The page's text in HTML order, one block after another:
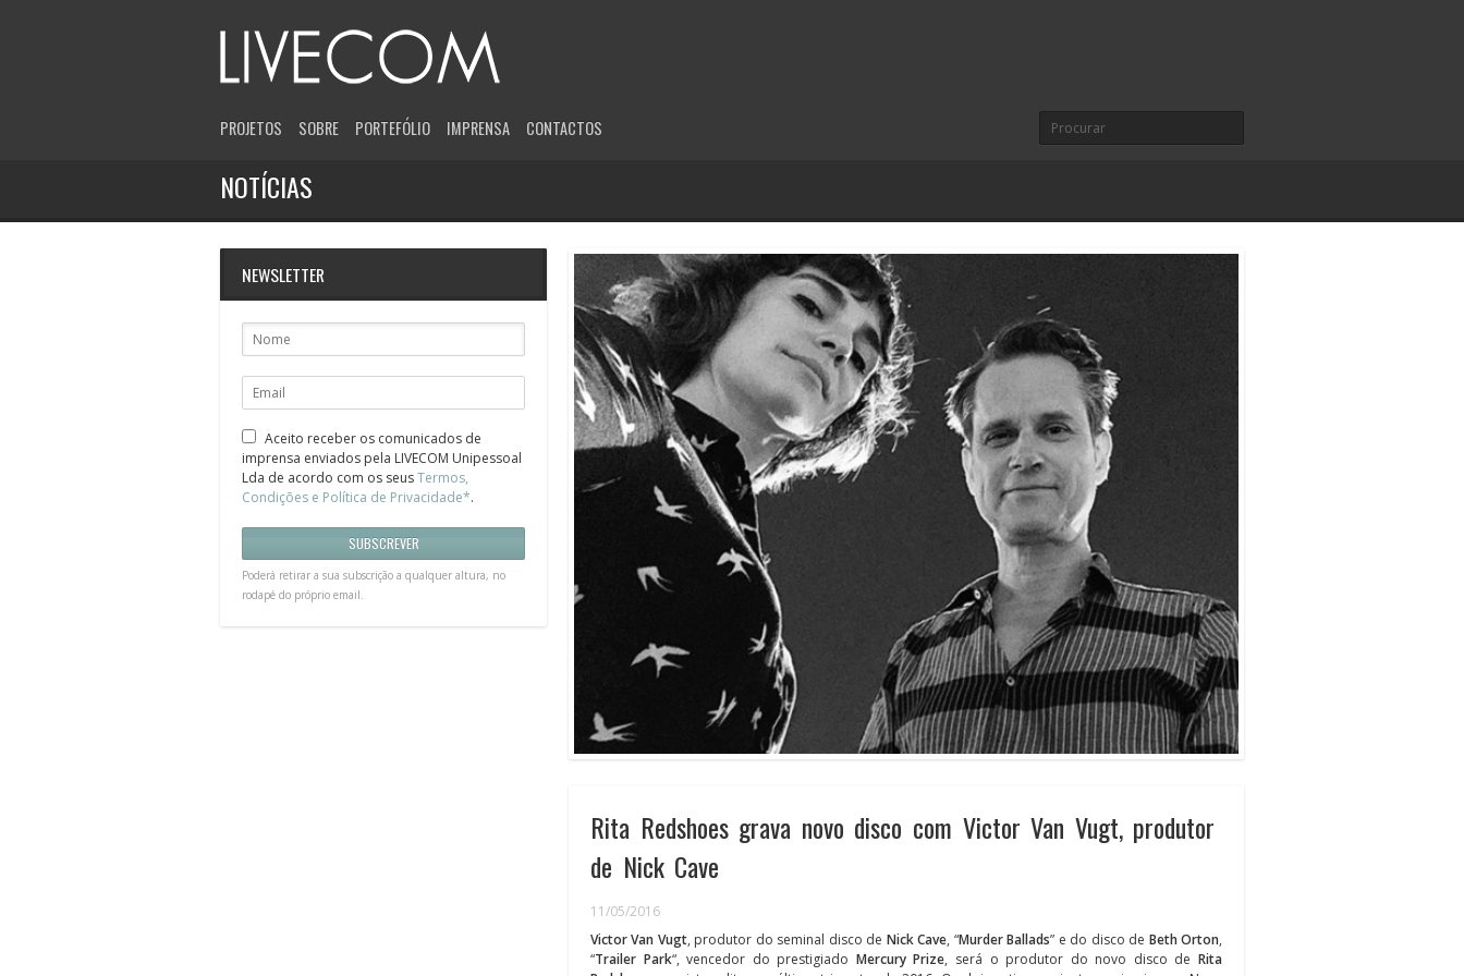
PROJETOS SOBRE PORTEFÓLIO IMPRENSA CONTACTOS
NOTÍCIAS
NEWSLETTER
Aceito receber os comunicados de
imprensa enviados pela LIVECOM Unipessoal
Lda de acordo com os seusTermos,
Condições e Política de Privacidade*.
Poderá retirar a sua subscrição a qualquer altura, no
rodapé do próprio email.
Rita Redshoes grava novo disco com Victor Van Vugt, produtor
de Nick Cave
11/05/2016
Victor Van Vugt, produtor do seminal disco de Nick Cave, “Murder Ballads” e do disco de Beth Orton,
“Trailer Park“, vencedor do prestigiado Mercury Prize, será o produtor do novo disco deRita